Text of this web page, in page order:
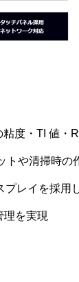
度・TI 値・
トや清掃時の
レイを採用
理を実現